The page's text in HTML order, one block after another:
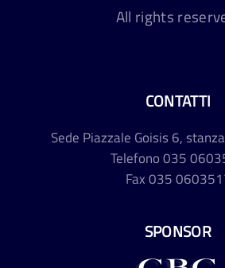
All rights
CONTATTI
Sede Piazzale Goisis 6,
Telefono035
Fax035
SPONSOR